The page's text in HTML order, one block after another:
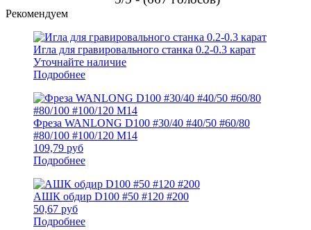
Рекомендуем
Игла для гравировального станка 0.2-0.3 карат
Уточнайте наличие
Подробнее
Фреза WANLONG D100 #30/40 #40/50 #60/80
#80/100 #100/120 М14
109,79 руб
Подробнее
АШК обдир D100 #50 #120 #200
50,67 руб
Подробнее